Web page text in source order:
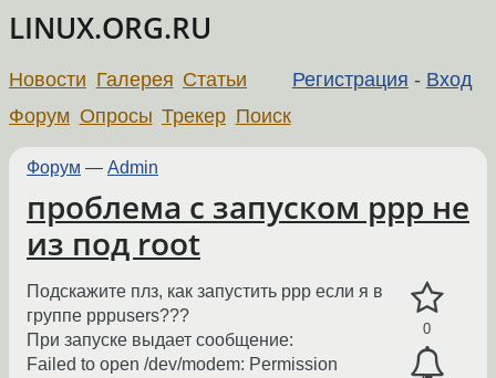
LINUX.ORG.RU
Регистрация - Вход
Новости Галерея Статьи
Форум Опросы Трекер Поиск
Форум — Admin
проблема с запуском ppp не
из под root
0
Подскажите плз, как запустить ppp если я в
группе pppusers???
При запуске выдает сообщение:
Failed to open /dev/modem: Permission